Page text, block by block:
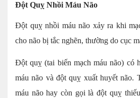
Đột Quỵ Nhồi Máu Não
Đột quỵ nhồi máu não xảy ra khi
cho não bị tắc nghẽn, thường do cục
Đột quỵ (tai biến mạch máu não) có
máu não và đột quỵ xuất huyết não.
máu não hay còn gọi là đột quỵ